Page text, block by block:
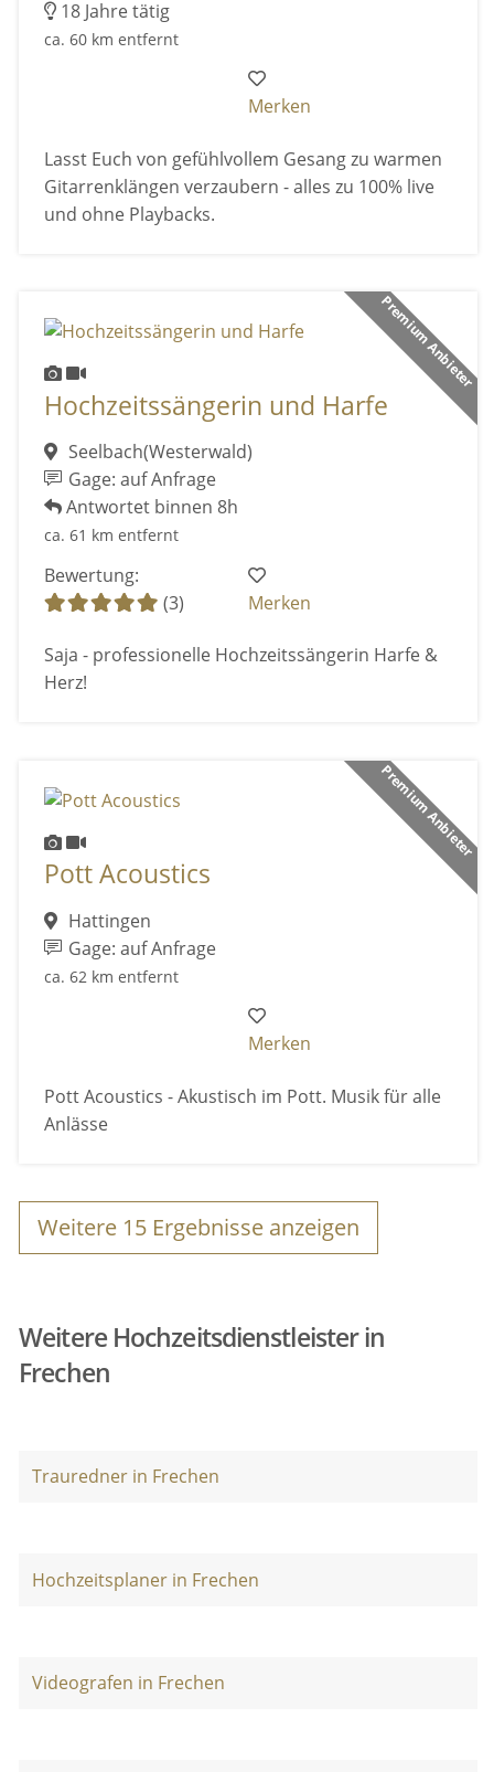
18 Jahre tätig
ca. 60 km entfernt
Merken
Lasst Euch von gefühlvollem Gesang zu warmen
Gitarrenklängen verzaubern - alles zu 100% live
und ohne Playbacks.
Premium Anbieter
Hochzeitssängerin und Harfe
Seelbach(Westerwald)
Gage: auf Anfrage
Antwortet binnen 8h
ca. 61 km entfernt
Bewertung:
(3)
Merken
Saja - professionelle Hochzeitssängerin Harfe &
Herz!
Premium Anbieter
Pott Acoustics
Hattingen
Gage: auf Anfrage
ca. 62 km entfernt
Merken
Pott Acoustics - Akustisch im Pott. Musik für alle
Anlässe
Weitere 15 Ergebnisse anzeigen
Weitere Hochzeitsdienstleister in
Frechen
Trauredner in Frechen
Hochzeitsplaner in Frechen
Videografen in Frechen